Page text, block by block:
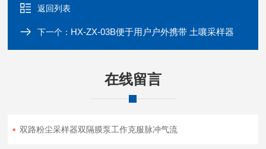
返回列表
下一个： HX-ZX-03B便于用户户外携带 土嚷采样器
在线留言